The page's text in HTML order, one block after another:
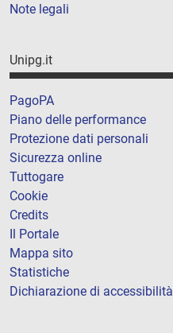
Note legali
Unipg.it
PagoPA
Piano delle performance
Protezione dati personali
Sicurezza online
Tuttogare
Cookie
Credits
Il Portale
Mappa sito
Statistiche
Dichiarazione di accessibilità